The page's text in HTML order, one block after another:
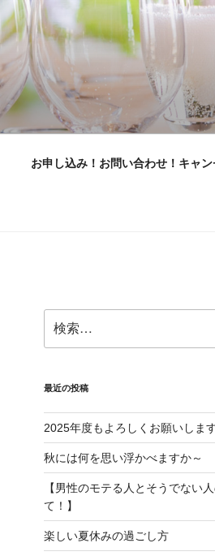
お申し込み！お問い合わせ！キャン
索:
最近の投稿
2025年度もよろしくお願いします
秋には何を思い浮かべますか～
【男性のモテる人とそうでない
て！】
楽しい夏休みの過ごし方